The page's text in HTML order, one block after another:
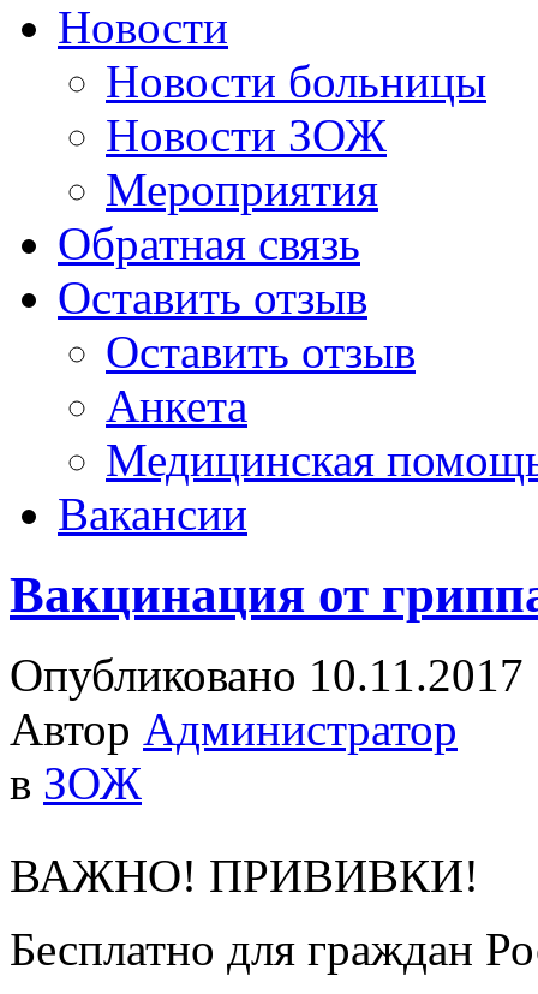
Новости
Новости больницы
Новости ЗОЖ
Мероприятия
Обратная связь
Оставить отзыв
Оставить отзыв
Анкета
Медицинская
Вакансии
Вакцинация от
Опубликовано 10.11.2017
Автор Администратор
в ЗОЖ
ВАЖНО! ПРИВИВКИ!
Бесплатно для граждан